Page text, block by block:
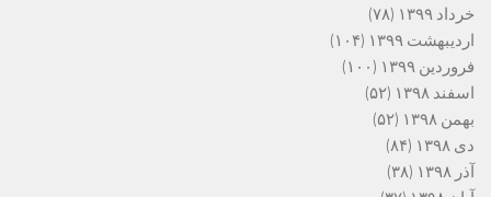
خرداد ۱۳۹۹
(۷۸)
اردیبهشت ۱۳۹۹
(۱۰۴)
فروردین ۱۳۹۹
(۱۰۰)
اسفند ۱۳۹۸
(۵۲)
بهمن ۱۳۹۸
(۵۲)
دی ۱۳۹۸
(۸۴)
آذر ۱۳۹۸
(۳۸)